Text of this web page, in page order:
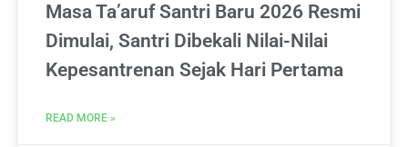
Masa Ta’aruf Santri Baru 2026 Resmi
Dimulai, Santri Dibekali Nilai-Nilai
Kepesantrenan Sejak Hari Pertama
READ MORE »